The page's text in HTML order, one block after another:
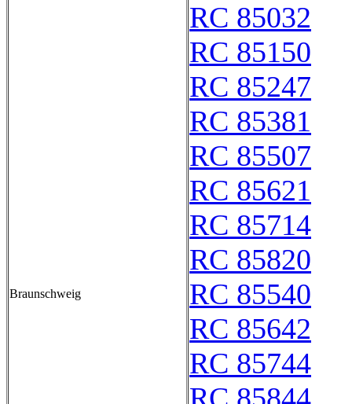
Braunschweig
RC 85032
RC 85150
RC 85247
RC 85381
RC 85507
RC 85621
RC 85714
RC 85820
RC 85540
RC 85642
RC 85744